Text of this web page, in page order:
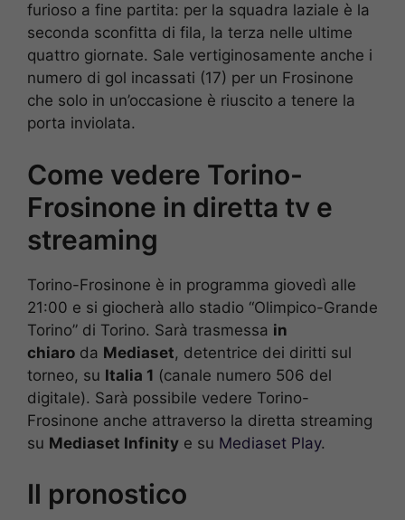
furioso a fine partita: per la squadra laziale è la
seconda sconfitta di fila, la terza nelle ultime
quattro giornate. Sale vertiginosamente anche i
numero di gol incassati (17) per un Frosinone
che solo in un’occasione è riuscito a tenere la
porta inviolata.
Come vedere Torino-
Frosinone in diretta tv e
streaming
Torino-Frosinone è in programma giovedì alle
21:00 e si giocherà allo stadio “Olimpico-Grande
Torino” di Torino. Sarà trasmessa in
chiaro da Mediaset, detentrice dei diritti sul
torneo, su Italia 1 (canale numero 506 del
digitale). Sarà possibile vedere Torino-
Frosinone anche attraverso la diretta streaming
su Mediaset Infinity e su Mediaset Play.
Il pronostico